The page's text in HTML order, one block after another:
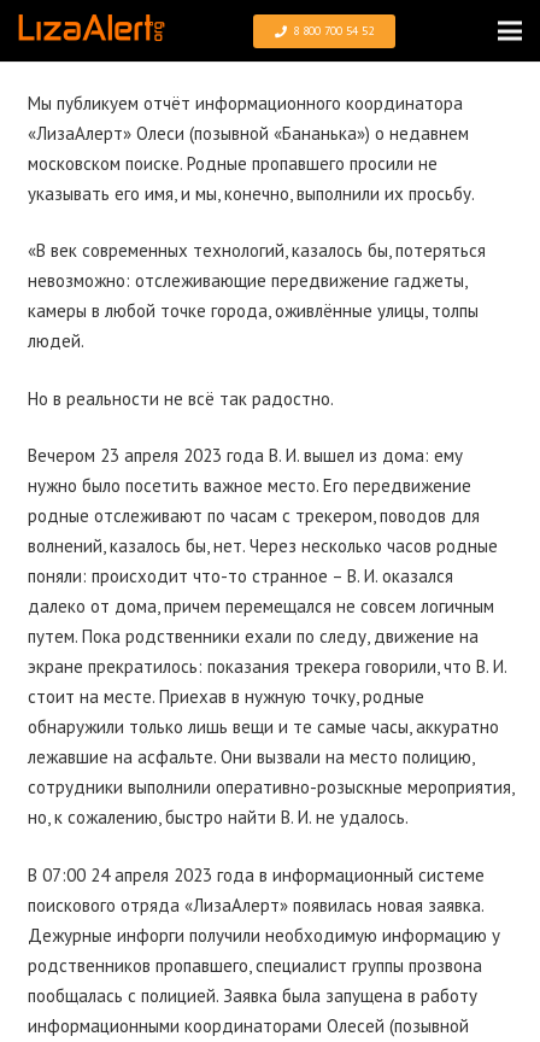
8 800 700 54 52
Мы публикуем отчёт информационного координатора
«ЛизаАлерт» Олеси (позывной «Бананька») о недавнем
московском поиске. Родные пропавшего просили не
указывать его имя, и мы, конечно, выполнили их просьбу.
«В век современных технологий, казалось бы, потеряться
невозможно: отслеживающие передвижение гаджеты,
камеры в любой точке города, оживлённые улицы, толпы
людей.
Но в реальности не всё так радостно.
Вечером 23 апреля 2023 года В. И. вышел из дома: ему
нужно было посетить важное место. Его передвижение
родные отслеживают по часам с трекером, поводов для
волнений, казалось бы, нет. Через несколько часов родные
поняли: происходит что-то странное – В. И. оказался
далеко от дома, причем перемещался не совсем логичным
путем. Пока родственники ехали по следу, движение на
экране прекратилось: показания трекера говорили, что В. И.
стоит на месте. Приехав в нужную точку, родные
обнаружили только лишь вещи и те самые часы, аккуратно
лежавшие на асфальте. Они вызвали на место полицию,
сотрудники выполнили оперативно-розыскные мероприятия,
но, к сожалению, быстро найти В. И. не удалось.
В 07:00 24 апреля 2023 года в информационный системе
поискового отряда «ЛизаАлерт» появилась новая заявка.
Дежурные инфорги получили необходимую информацию у
родственников пропавшего, специалист группы прозвона
пообщалась с полицией. Заявка была запущена в работу
информационными координаторами Олесей (позывной